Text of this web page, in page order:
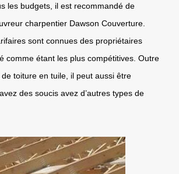
les budgets, il est recommandé de
charpentier Dawson Couverture.
sont connues des propriétaires
comme étant les plus compétitives. Outre
toiture en tuile, il peut aussi être
des soucis avez d’autres types de